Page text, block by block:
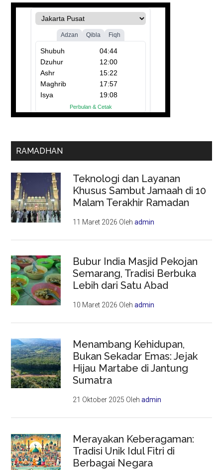
RAMADHAN
Teknologi dan Layanan
Khusus Sambut Jamaah di 10
Malam Terakhir Ramadan
11 Maret 2026 Olehadmin
Bubur India Masjid Pekojan
Semarang, Tradisi Berbuka
Lebih dari Satu Abad
10 Maret 2026 Olehadmin
Menambang Kehidupan,
Bukan Sekadar Emas: Jejak
Hijau Martabe di Jantung
Sumatra
21 Oktober 2025 Olehadmin
Merayakan Keberagaman:
Tradisi Unik Idul Fitri di
Berbagai Negara